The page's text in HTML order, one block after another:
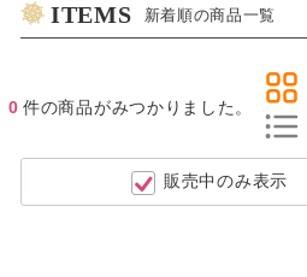
ITEMS 新着順の商品一覧
0 件の商品がみつかりました。
販売中のみ表示